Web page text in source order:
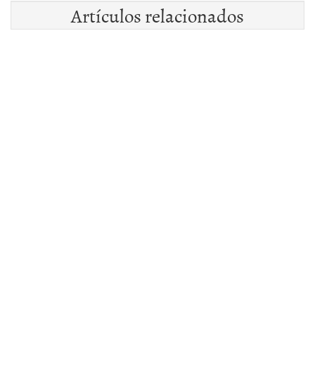
Artículos relacionados